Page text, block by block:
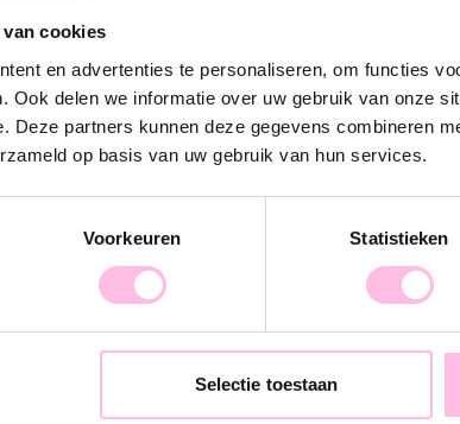
cookies
en advertenties te personaliseren, om functies
Ook delen we informatie over uw gebruik van onze
Deze partners kunnen deze gegevens combineren
op basis van uw gebruik van hun services.
Voorkeuren Statistieken
Selectie toestaan
en wees
nieuwste